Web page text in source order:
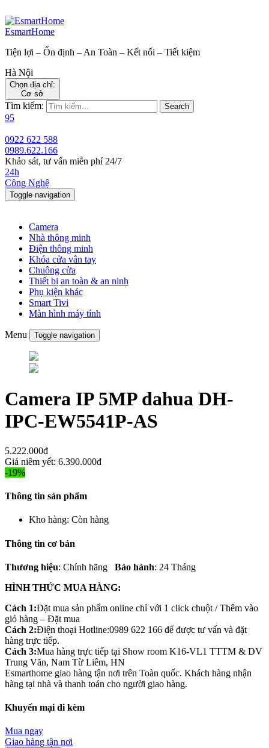
EsmartHome
Tiện lợi – Ổn định – An Toàn – Kết nối – Tiết kiệm
Hà Nội
Chọn địa chỉ:
Cơ sở
Tìm kiếm: Search
95
0922 622 588
0989.622.166
Khảo sát, tư vấn miễn phí 24/7
24h
Công Nghệ
Toggle navigation
Camera
Nhà thông minh
Điện thông minh
Khóa cửa vân tay
Chuông cửa
Thiết bị an toàn & an ninh
Phụ kiện khác
Smart Tivi
Màn hình máy tính
Menu Toggle navigation
Camera IP 5MP dahua DH-
IPC-EW5541P-AS
5.222.000đ
Giá niêm yết: 6.390.000đ
-19%
Thông tin sản phẩm
Kho hàng: Còn hàng
Thông tin cơ bản
Thương hiệu: Chính hãng Bảo hành: 24 Tháng
HÌNH THỨC MUA HÀNG:
Cách 1:Đặt mua sản phẩm online chỉ với 1 click chuột / Thêm vào
giỏ hàng – Đặt mua
Cách 2:Điện thoại Hotline:0989 622 166 để được tư vấn và đặt
hàng trực tiếp.
Cách 3:Mua hàng trực tiếp tại Show room K16-VL1 TTTM & DV
Trung Văn, Nam Từ Liêm, HN
Esmarthome giao hàng tận nơi trên Toàn quốc. Khách hàng nhận
hàng tại nhà và thanh toán cho người giao hàng.
Khuyến mại đi kèm
Mua ngay
Giao hàng tận nơi